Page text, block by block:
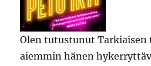
Olen tutustunut
aiemmin hänen